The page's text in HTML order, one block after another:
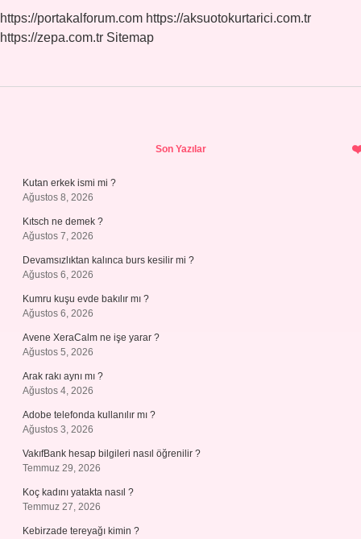
https://portakalforum.com https://aksuotokurtarici.com.tr
https://zepa.com.tr Sitemap
Son Yazılar
Kutan erkek ismi mi ?
Ağustos 8, 2026
Kıtsch ne demek ?
Ağustos 7, 2026
Devamsızlıktan kalınca burs kesilir mi ?
Ağustos 6, 2026
Kumru kuşu evde bakılır mı ?
Ağustos 6, 2026
Avene XeraCalm ne işe yarar ?
Ağustos 5, 2026
Arak rakı aynı mı ?
Ağustos 4, 2026
Adobe telefonda kullanılır mı ?
Ağustos 3, 2026
VakıfBank hesap bilgileri nasıl öğrenilir ?
Temmuz 29, 2026
Koç kadını yatakta nasıl ?
Temmuz 27, 2026
Kebirzade tereyağı kimin ?